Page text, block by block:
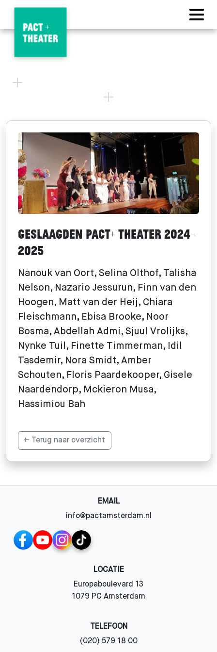
Geslaagden PACT+ Theater 2024-
2025
Nanouk van Oort, Selina Olthof, Talisha
Nelson, Nazario Jessurun, Finn van den
Hoogen, Matt van der Heij, Chiara
Fleischmann, Ebisa Brooke, Noor
Bosma, Abdellah Admi, Sjuul Vrolijks,
Nynke Tuil, Finette Timmerman, Idil
Tasdemir, Nora Smidt, Amber
Schouten, Floris Paardekooper, Gisele
Naardendorp, Mckieron Musa,
Hassimiou Bah
← Terug naar overzicht
EMAIL
info@pactamsterdam.nl
LOCATIE
Europaboulevard 13
1079 PC Amsterdam
TELEFOON
(020) 579 18 00